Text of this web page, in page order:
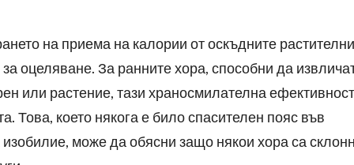
на приема на калории от оскъдните растителни
оцеляване. За ранните хора, способни да
или растение, тази храносмилателна
което някога е било спасителен пояс във
може да обясни защо някои хора са